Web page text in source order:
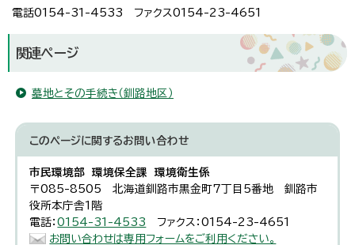
電話0154-31-4533 ファクス0154-23-4651
関連ページ
墓地とその手続き（釧路地区）
このページに関するお問い合わせ
市民環境部 環境保全課 環境衛生係
〒085-8505 北海道釧路市黒金町7丁目5番地 釧路市
役所本庁舎1階
電話：0154-31-4533
ファクス：0154-23-4651
お問い合わせは専用フォームをご利用ください。